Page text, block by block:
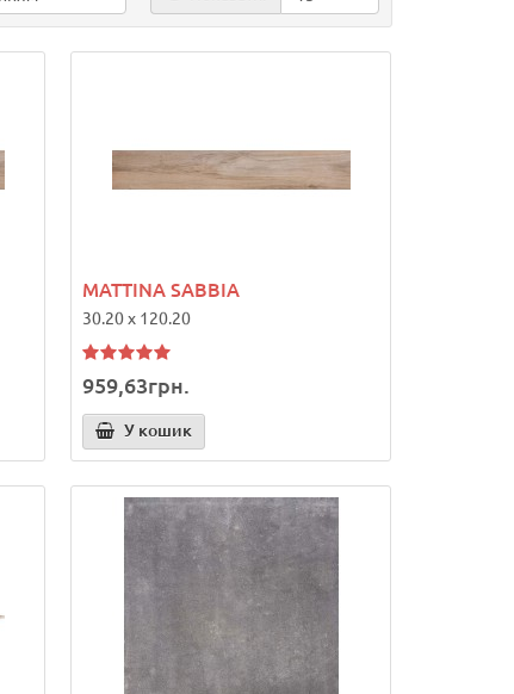
MATTINA SABBIA
30.20 x 120.20
959,63грн.
У кошик